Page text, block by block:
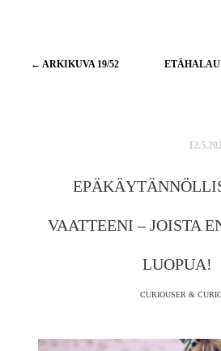
Artikkelien
← ARKIKUVA 19/52
VAATTEENI – JOISTA
LUOPUA!
CURIOUSER &